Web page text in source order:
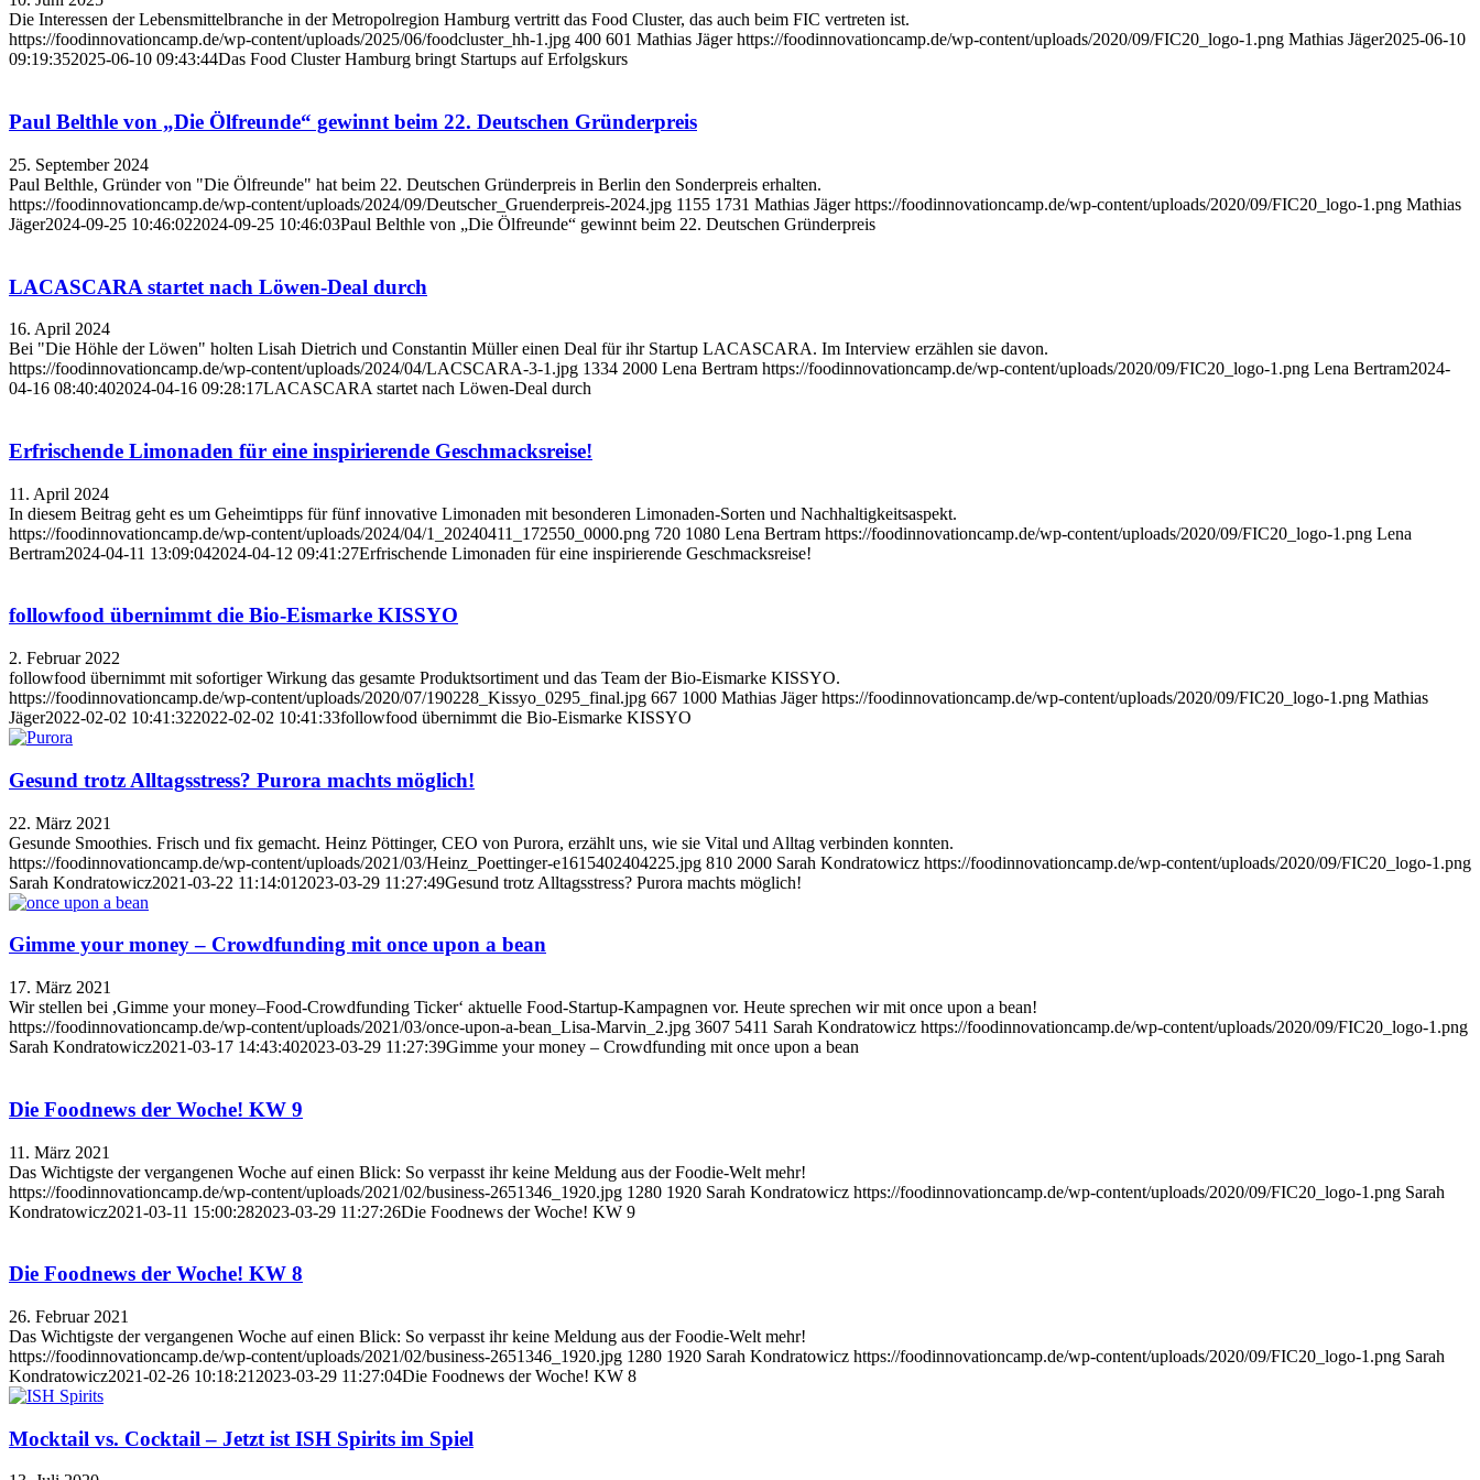
Die Interessen der Lebensmittelbranche in der Metropolregion Hamburg vertritt das Food Cluster, das auch beim FIC vertreten ist.
https://foodinnovationcamp.de/wp-content/uploads/2025/06/foodcluster_hh-1.jpg 400 601 Mathias Jäger https://foodinnovationcamp.de/wp-content/uploads/2020/09/FIC20_logo-1.png Mathias Jäger2025-06-10
09:19:352025-06-10 09:43:44Das Food Cluster Hamburg bringt Startups auf Erfolgskurs
Paul Belthle von „Die Ölfreunde“ gewinnt beim 22. Deutschen Gründerpreis
25. September 2024
Paul Belthle, Gründer von "Die Ölfreunde" hat beim 22. Deutschen Gründerpreis in Berlin den Sonderpreis erhalten.
https://foodinnovationcamp.de/wp-content/uploads/2024/09/Deutscher_Gruenderpreis-2024.jpg 1155 1731 Mathias Jäger https://foodinnovationcamp.de/wp-content/uploads/2020/09/FIC20_logo-1.png Mathias
Jäger2024-09-25 10:46:022024-09-25 10:46:03Paul Belthle von „Die Ölfreunde“ gewinnt beim 22. Deutschen Gründerpreis
LACASCARA startet nach Löwen-Deal durch
16. April 2024
Bei "Die Höhle der Löwen" holten Lisah Dietrich und Constantin Müller einen Deal für ihr Startup LACASCARA. Im Interview erzählen sie davon.
https://foodinnovationcamp.de/wp-content/uploads/2024/04/LACSCARA-3-1.jpg 1334 2000 Lena Bertram https://foodinnovationcamp.de/wp-content/uploads/2020/09/FIC20_logo-1.png Lena Bertram2024-
04-16 08:40:402024-04-16 09:28:17LACASCARA startet nach Löwen-Deal durch
Erfrischende Limonaden für eine inspirierende Geschmacksreise!
11. April 2024
In diesem Beitrag geht es um Geheimtipps für fünf innovative Limonaden mit besonderen Limonaden-Sorten und Nachhaltigkeitsaspekt.
https://foodinnovationcamp.de/wp-content/uploads/2024/04/1_20240411_172550_0000.png 720 1080 Lena Bertram https://foodinnovationcamp.de/wp-content/uploads/2020/09/FIC20_logo-1.png Lena
Bertram2024-04-11 13:09:042024-04-12 09:41:27Erfrischende Limonaden für eine inspirierende Geschmacksreise!
followfood übernimmt die Bio-Eismarke KISSYO
2. Februar 2022
followfood übernimmt mit sofortiger Wirkung das gesamte Produktsortiment und das Team der Bio-Eismarke KISSYO.
https://foodinnovationcamp.de/wp-content/uploads/2020/07/190228_Kissyo_0295_final.jpg 667 1000 Mathias Jäger https://foodinnovationcamp.de/wp-content/uploads/2020/09/FIC20_logo-1.png Mathias
Jäger2022-02-02 10:41:322022-02-02 10:41:33followfood übernimmt die Bio-Eismarke KISSYO
Gesund trotz Alltagsstress? Purora machts möglich!
22. März 2021
Gesunde Smoothies. Frisch und fix gemacht. Heinz Pöttinger, CEO von Purora, erzählt uns, wie sie Vital und Alltag verbinden konnten.
https://foodinnovationcamp.de/wp-content/uploads/2021/03/Heinz_Poettinger-e1615402404225.jpg 810 2000 Sarah Kondratowicz https://foodinnovationcamp.de/wp-content/uploads/2020/09/FIC20_logo-1.png
Sarah Kondratowicz2021-03-22 11:14:01 2023-03-29 11:27:49Gesund trotz Alltagsstress? Purora machts möglich!
Gimme your money – Crowdfunding mit once upon a bean
17. März 2021
Wir stellen bei ,Gimme your money–Food-Crowdfunding Ticker‘ aktuelle Food-Startup-Kampagnen vor. Heute sprechen wir mit once upon a bean!
https://foodinnovationcamp.de/wp-content/uploads/2021/03/once-upon-a-bean_Lisa-Marvin_2.jpg 3607 5411 Sarah Kondratowicz https://foodinnovationcamp.de/wp-content/uploads/2020/09/FIC20_logo-1.png
Sarah Kondratowicz2021-03-17 14:43:402023-03-29 11:27:39Gimme your money – Crowdfunding mit once upon a bean
Die Foodnews der Woche! KW 9
11. März 2021
Das Wichtigste der vergangenen Woche auf einen Blick: So verpasst ihr keine Meldung aus der Foodie-Welt mehr!
https://foodinnovationcamp.de/wp-content/uploads/2021/02/business-2651346_1920.jpg 1280 1920 Sarah Kondratowicz https://foodinnovationcamp.de/wp-content/uploads/2020/09/FIC20_logo-1.png Sarah
Kondratowicz2021-03-11 15:00:282023-03-29 11:27:26Die Foodnews der Woche! KW 9
Die Foodnews der Woche! KW 8
26. Februar 2021
Das Wichtigste der vergangenen Woche auf einen Blick: So verpasst ihr keine Meldung aus der Foodie-Welt mehr!
https://foodinnovationcamp.de/wp-content/uploads/2021/02/business-2651346_1920.jpg 1280 1920 Sarah Kondratowicz https://foodinnovationcamp.de/wp-content/uploads/2020/09/FIC20_logo-1.png Sarah
Kondratowicz2021-02-26 10:18:21 2023-03-29 11:27:04Die Foodnews der Woche! KW 8
Mocktail vs. Cocktail – Jetzt ist ISH Spirits im Spiel